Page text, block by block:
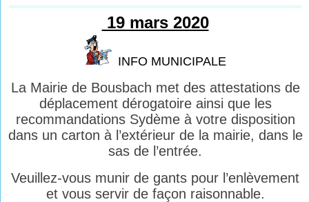
19 mars 2020
INFO MUNICIPALE
La Mairie de Bousbach met des attestations de
déplacement dérogatoire ainsi que les
recommandations Sydème à votre disposition
dans un carton à l’extérieur de la mairie, dans le
sas de l’entrée.
Veuillez-vous munir de gants pour l’enlèvement
et vous servir de façon raisonnable.